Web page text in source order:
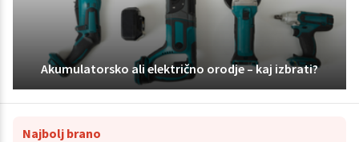
Akumulatorsko ali električno orodje – kaj izbrati?
Najbolj brano